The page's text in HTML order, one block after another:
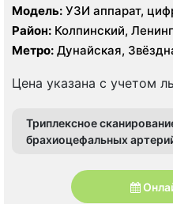
Модель: УЗИ аппарат,
Район: Колпинский,
Московский, Пушкинский,
Метро: Дунайская,
Цена указана с учетом
Триплексное
брахиоцефальных